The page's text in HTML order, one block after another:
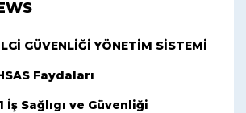
GÜVENLİĞİ YÖNETİM SİSTEMİ
Faydaları
İş Sağlıgı ve Güvenliği